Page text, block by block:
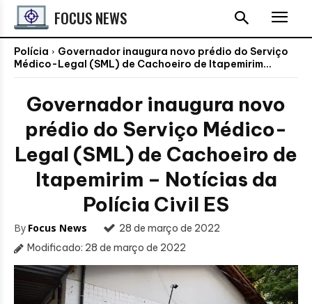
FOCUS NEWS
Polícia
Governador inaugura novo prédio do Serviço
Médico-Legal (SML) de Cachoeiro de Itapemirim...
Governador inaugura novo
prédio do Serviço Médico-
Legal (SML) de Cachoeiro de
Itapemirim – Notícias da
Polícia Civil ES
By Focus News
28 de março de 2022
Modificado: 28 de março de 2022